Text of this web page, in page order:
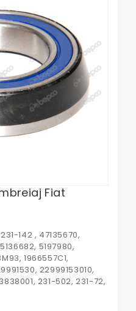
Fiat
142 , 47135670,
5197980,
1966557C1,
22999153010,
231-502, 231-72,